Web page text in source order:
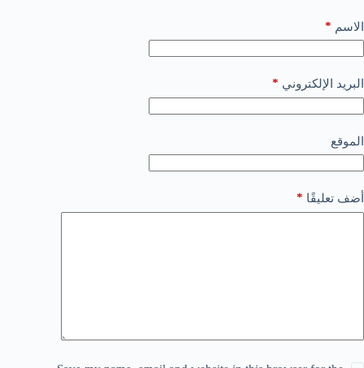
الاسم *
البريد الإلكتروني *
الموقع
أضف تعليقًا *